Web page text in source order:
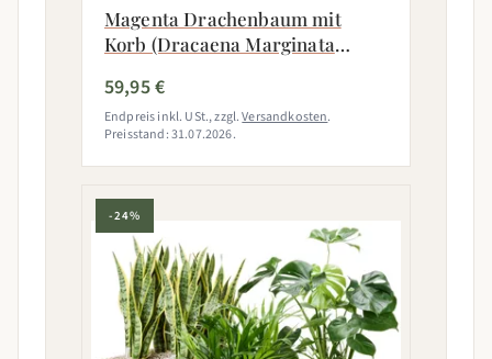
Magenta Drachenbaum mit
Korb (Dracaena Marginata
59,95 €
Endpreis inkl. USt., zzgl.Versandkosten.
Preisstand: 31.07.2026.
-24%